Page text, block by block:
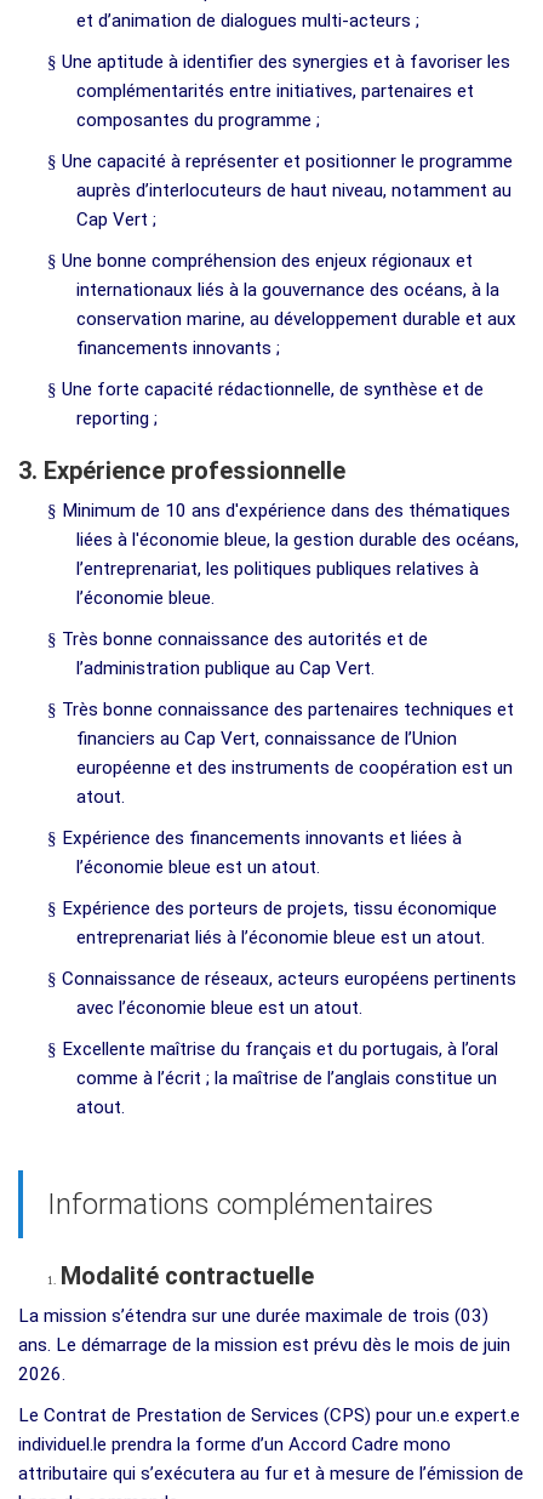
et d’animation de dialogues multi-acteurs ;
§ Une aptitude à identifier des synergies et à favoriser les
complémentarités entre initiatives, partenaires et
composantes du programme ;
§ Une capacité à représenter et positionner le programme
auprès d’interlocuteurs de haut niveau, notamment au
Cap Vert ;
§ Une bonne compréhension des enjeux régionaux et
internationaux liés à la gouvernance des océans, à la
conservation marine, au développement durable et aux
financements innovants ;
§ Une forte capacité rédactionnelle, de synthèse et de
reporting ;
3. Expérience professionnelle
§ Minimum de 10 ans d'expérience dans des thématiques
liées à l'économie bleue, la gestion durable des océans,
l’entreprenariat, les politiques publiques relatives à
l’économie bleue.
§ Très bonne connaissance des autorités et de
l’administration publique au Cap Vert.
§ Très bonne connaissance des partenaires techniques et
financiers au Cap Vert, connaissance de l’Union
européenne et des instruments de coopération est un
atout.
§ Expérience des financements innovants et liées à
l’économie bleue est un atout.
§ Expérience des porteurs de projets, tissu économique
entreprenariat liés à l’économie bleue est un atout.
§ Connaissance de réseaux, acteurs européens pertinents
avec l’économie bleue est un atout.
§ Excellente maîtrise du français et du portugais, à l’oral
comme à l’écrit ; la maîtrise de l’anglais constitue un
atout.
Informations complémentaires
1. Modalité contractuelle
La mission s’étendra sur une durée maximale de trois (03)
ans. Le démarrage de la mission est prévu dès le mois de juin
2026.
Le Contrat de Prestation de Services (CPS) pour un.e expert.e
individuel.le prendra la forme d’un Accord Cadre mono
attributaire qui s’exécutera au fur et à mesure de l’émission de